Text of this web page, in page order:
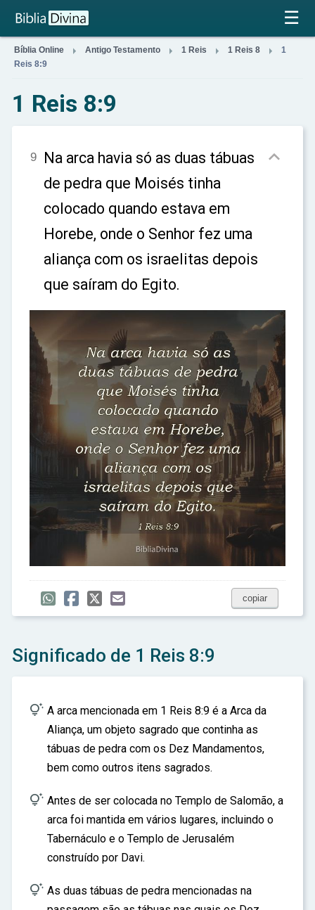
×
☰
Bíblia Online  Antigo Testamento  1 Reis  1 Reis 8 
1
Reis 8:9
1 Reis 8:9
9 Na arca havia só as duas tábuas
de pedra que Moisés tinha
colocado quando estava em
Horebe, onde o Senhor fez uma
aliança com os israelitas depois
que saíram do Egito.

copiar
Significado de 1 Reis 8:9
 A arca mencionada em 1 Reis 8:9 é a Arca da
Aliança, um objeto sagrado que continha as
tábuas de pedra com os Dez Mandamentos,
bem como outros itens sagrados.
 Antes de ser colocada no Templo de Salomão, a
arca foi mantida em vários lugares, incluindo o
Tabernáculo e o Templo de Jerusalém
construído por Davi.
 As duas tábuas de pedra mencionadas na